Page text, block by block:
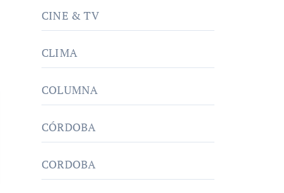
CINE & TV
CLIMA
COLUMNA
CÓRDOBA
CORDOBA